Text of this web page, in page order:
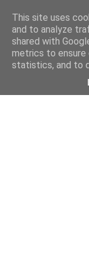
This site uses
and to analyze
shared with
metrics to ensure
statistics, and to